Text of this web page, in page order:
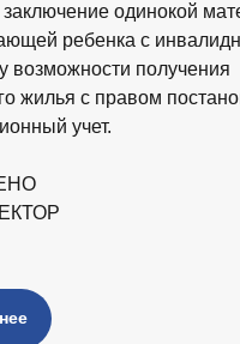
одинокой
ребенка с
возможности получения
жилья с правом
учет.